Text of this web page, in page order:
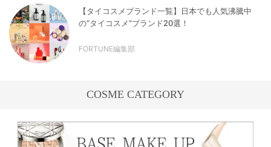
【タイコスメブランド一覧】日本でも人気沸騰中
の“タイコスメ”ブランド20選！
FORTUNE編集部
COSME CATEGORY